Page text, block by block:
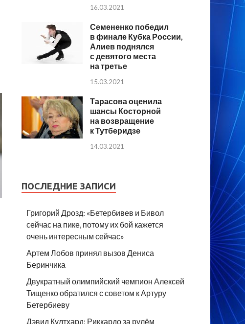
16.03.2021
Семененко победил
в финале Кубка России,
Алиев поднялся
с девятого места
на третье
15.03.2021
Тарасова оценила
шансы Косторной
на возвращение
к Тутберидзе
14.03.2021
ПОСЛЕДНИЕ ЗАПИСИ
Григорий Дрозд: «Бетербивев и Бивол
сейчас на пике, потому их бой кажется
очень интересным сейчас»
Артем Лобов принял вызов Дениса
Беринчика
Двукратный олимпийский чемпион Алексей
Тищенко обратился с советом к Артуру
Бетербиеву
Дэвид Култхард: Риккардо за рулём